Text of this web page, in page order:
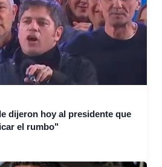
dijeron hoy al presidente que
el rumbo"